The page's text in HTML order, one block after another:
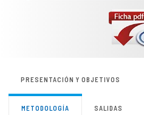
PRESENTACIÓN Y OBJETIVOS
METODOLOGÍA SALIDAS